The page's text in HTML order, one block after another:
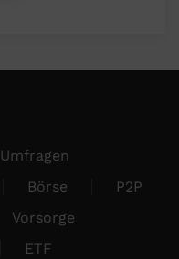
Umfragen
Börse
P2P
Vorsorge
ETF